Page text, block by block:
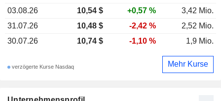
03.08.26
10,54 $ +0,57 %
3,42 Mio.
31.07.26
10,48 $ -2,42 %
2,52 Mio.
30.07.26
10,74 $ -1,10 % 1,9 Mio.
verzögerte Kurse Nasdaq Mehr Kurse